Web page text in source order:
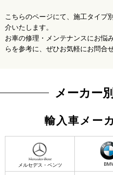
こちらのページにて、施工タイプ
介いたします。
お車の修理・メンテナンスにお悩
らを参考に、ぜひお気軽にお問合
メーカー
輸入車メー
メルセデス・ベンツ